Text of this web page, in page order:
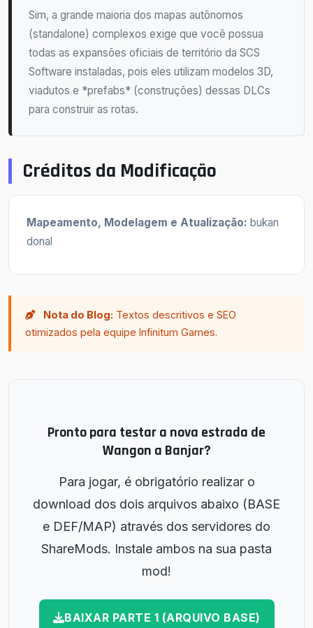
Sim, a grande maioria dos mapas autônomos
(standalone) complexos exige que você possua
todas as expansões oficiais de território da SCS
Software instaladas, pois eles utilizam modelos 3D,
viadutos e *prefabs* (construções) dessas DLCs
para construir as rotas.
Créditos da Modificação
Mapeamento, Modelagem e Atualização: bukan
donal
Nota do Blog: Textos descritivos e SEO
otimizados pela equipe Infinitum Games.
Pronto para testar a nova estrada de
Wangon a Banjar?
Para jogar, é obrigatório realizar o
download dos dois arquivos abaixo (BASE
e DEF/MAP) através dos servidores do
ShareMods. Instale ambos na sua pasta
mod!
BAIXAR PARTE 1 (ARQUIVO BASE)